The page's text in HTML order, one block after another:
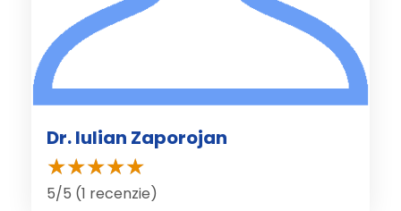
Dr. Iulian Zaporojan
5/5 (1 recenzie)